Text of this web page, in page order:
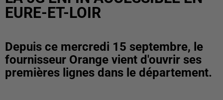
EURE-ET-LOIR
Depuis ce mercredi 15 septembre, le
fournisseur Orange vient d'ouvrir ses
premières lignes dans le département.